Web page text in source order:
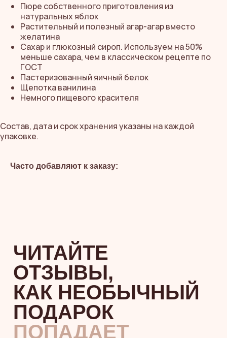
Пюре собственного приготовления из
натуральных яблок
Растительный и полезный агар-агар вместо
желатина
Сахар и глюкозный сироп. Используем на 50%
меньше сахара, чем в классическом рецепте по
ГОСТ
Пастеризованный яичный белок
Щепотка ванилина
Немного пищевого красителя
Состав, дата и срок хранения указаны на каждой
упаковке.
Часто добавляют к заказу:
НЕ ТОЛЬКО
КРАСИВЫЕ,НО И
БЕЗОПАСНЫЕ
Все мастера имеют действующие
медкнижки
Сертификат соответствия